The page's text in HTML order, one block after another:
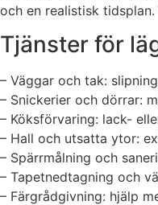
och en realistisk
Tjänster för
– Väggar och tak:
– Snickerier och dörrar:
– Köksförvaring: lack-
– Hall och utsatta ytor:
– Spärrmålning och
– Tapetnedtagning och
– Färgrådgivning: hjälp